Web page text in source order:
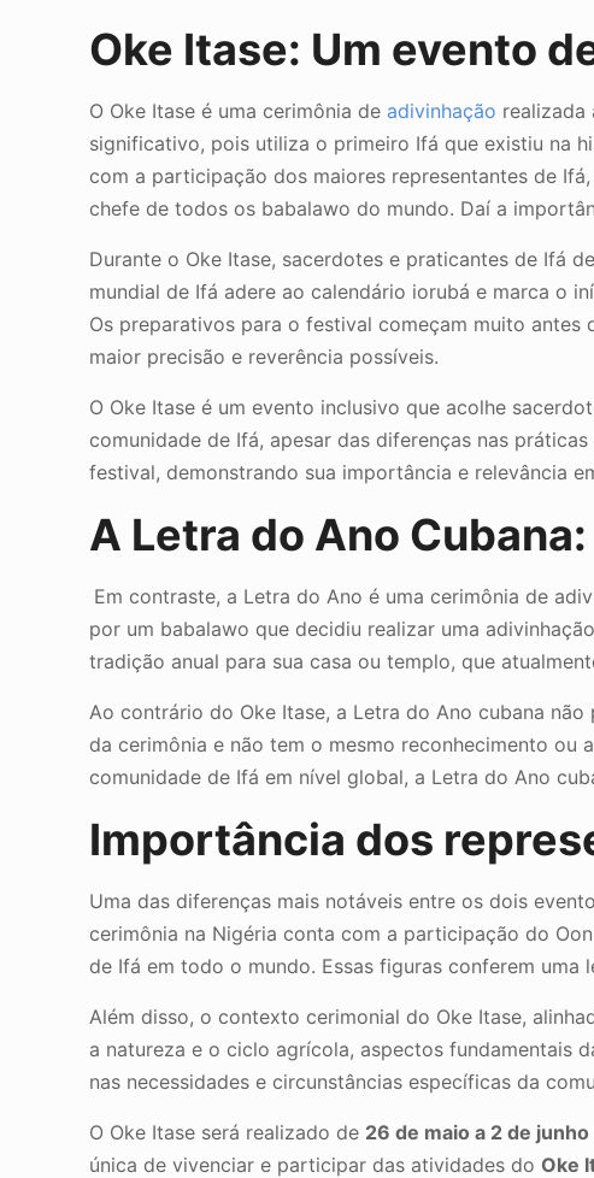
Oke Itase: Um evento
O Oke Itase é uma cerimônia de adivinhação realizada
significativo, pois utiliza o primeiro Ifá que existiu na
com a participação dos maiores representantes de
chefe de todos os babalawo do mundo. Daí a
Durante o Oke Itase, sacerdotes e praticantes de Ifá
mundial de Ifá adere ao calendário iorubá e marca o
Os preparativos para o festival começam muito
maior precisão e reverência possíveis.
O Oke Itase é um evento inclusivo que acolhe
comunidade de Ifá, apesar das diferenças nas
festival, demonstrando sua importância e relevância
A Letra do Ano
Em contraste, a Letra do Ano é uma cerimônia de
por um babalawo que decidiu realizar uma
tradição anual para sua casa ou templo, que
Ao contrário do Oke Itase, a Letra do Ano cubana
da cerimônia e não tem o mesmo reconhecimento ou
comunidade de Ifá em nível global, a Letra do Ano
Importância dos
Uma das diferenças mais notáveis entre os dois
cerimônia na Nigéria conta com a participação do
de Ifá em todo o mundo. Essas figuras conferem
Além disso, o contexto cerimonial do Oke Itase,
a natureza e o ciclo agrícola, aspectos fundamentais
nas necessidades e circunstâncias específicas da
O Oke Itase será realizado de 26 de maio a 2 de junho
única de vivenciar e participar das atividades do Oke